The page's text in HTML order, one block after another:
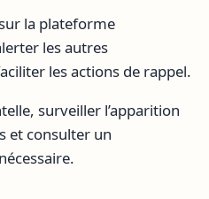
la plateforme
les autres
les actions de rappel.
surveiller l’apparition
et consulter un